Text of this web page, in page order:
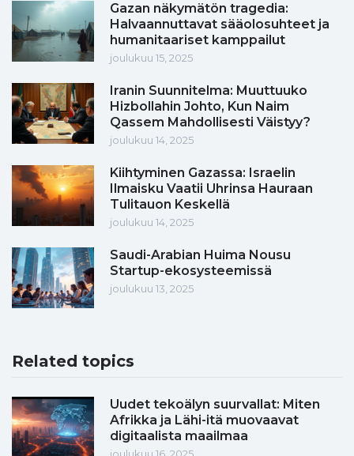
Gazan näkymätön tragedia:
Halvaannuttavat sääolosuhteet ja
humanitaariset kamppailut
joulukuu 15, 2025
Iranin Suunnitelma: Muuttuuko
Hizbollahin Johto, Kun Naim
Qassem Mahdollisesti Väistyy?
joulukuu 14, 2025
Kiihtyminen Gazassa: Israelin
Ilmaisku Vaatii Uhrinsa Hauraan
Tulitauon Keskellä
joulukuu 14, 2025
Saudi-Arabian Huima Nousu
Startup-ekosysteemissä
joulukuu 13, 2025
Related topics
Uudet tekoälyn suurvallat: Miten
Afrikka ja Lähi-itä muovaavat
digitaalista maailmaa